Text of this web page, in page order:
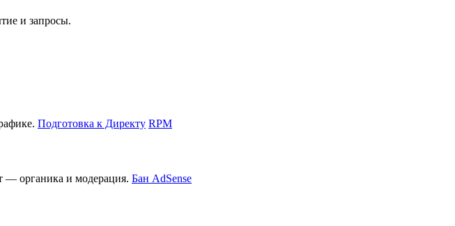
и запросы.
Подготовка к Директу RPM
— органика и модерация. Бан AdSense